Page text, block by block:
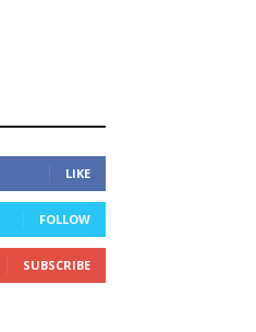
LIKE
FOLLOW
SUBSCRIBE